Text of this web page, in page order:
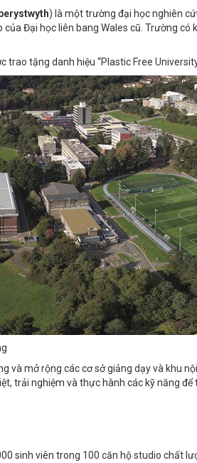
) là một trường đại học nghiên
Đại học liên bang Wales cũ. Trường có
tặng danh hiệu “Plastic Free
và mở rộng các cơ sở giảng dạy và khu
trải nghiệm và thực hành các kỹ năng
sinh viên trong 100 căn hộ studio chất